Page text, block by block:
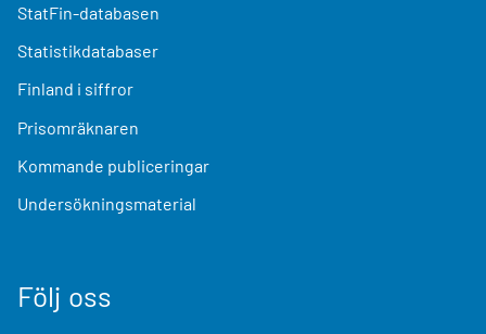
StatFin-databasen
Statistikdatabaser
Finland i siffror
Prisomräknaren
Kommande publiceringar
Undersökningsmaterial
Följ oss